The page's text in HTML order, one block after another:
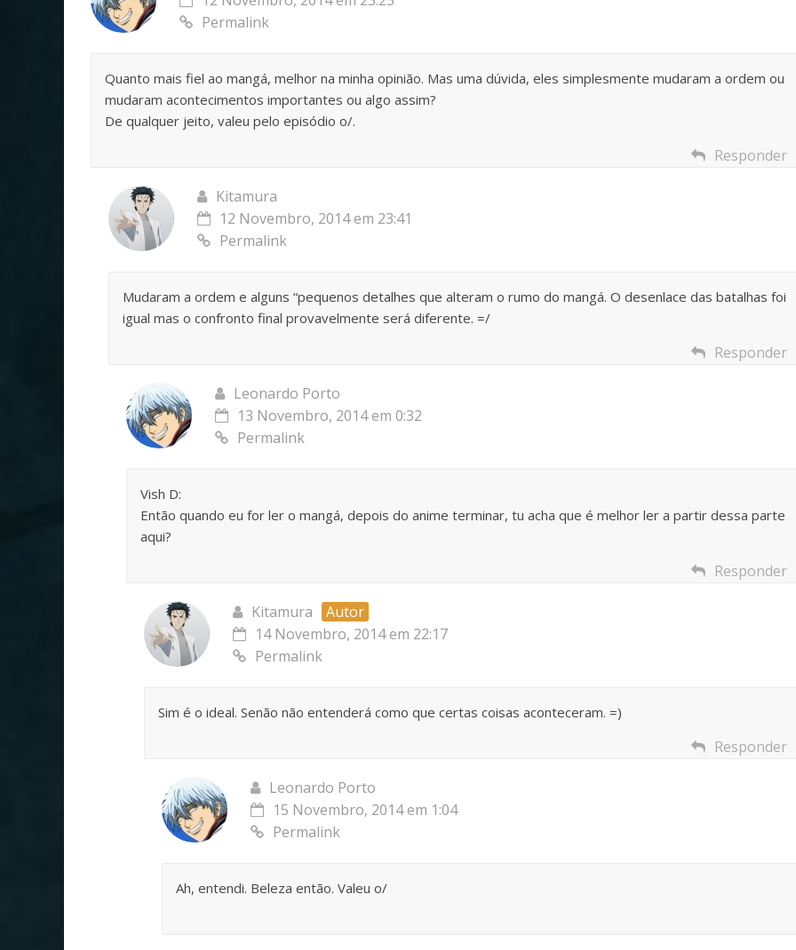
Permalink
Quanto mais fiel ao mangá, melhor na minha opinião. Mas uma dúvida, eles simplesmente mudaram a ordem ou
mudaram acontecimentos importantes ou algo assim?
De qualquer jeito, valeu pelo episódio o/.
Responder
Kitamura
12 Novembro, 2014 em 23:41
Permalink
Mudaram a ordem e alguns “pequenos detalhes que alteram o rumo do mangá. O desenlace das batalhas foi
igual mas o confronto final provavelmente será diferente. =/
Responder
Leonardo Porto
13 Novembro, 2014 em 0:32
Permalink
Vish D:
Então quando eu for ler o mangá, depois do anime terminar, tu acha que é melhor ler a partir dessa parte
aqui?
Responder
Kitamura
Autor
14 Novembro, 2014 em 22:17
Permalink
Sim é o ideal. Senão não entenderá como que certas coisas aconteceram. =)
Responder
Leonardo Porto
15 Novembro, 2014 em 1:04
Permalink
Ah, entendi. Beleza então. Valeu o/